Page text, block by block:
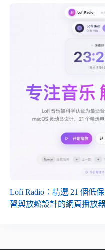
Lofi Radio：精選 21 個低
習與放鬆設計的網頁播放器